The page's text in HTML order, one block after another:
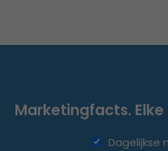
Marketingfacts. Elke
Dagelijkse